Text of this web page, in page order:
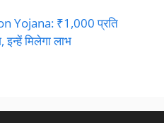
Yojana: ₹1,000 प्रति
इन्हें मिलेगा लाभ